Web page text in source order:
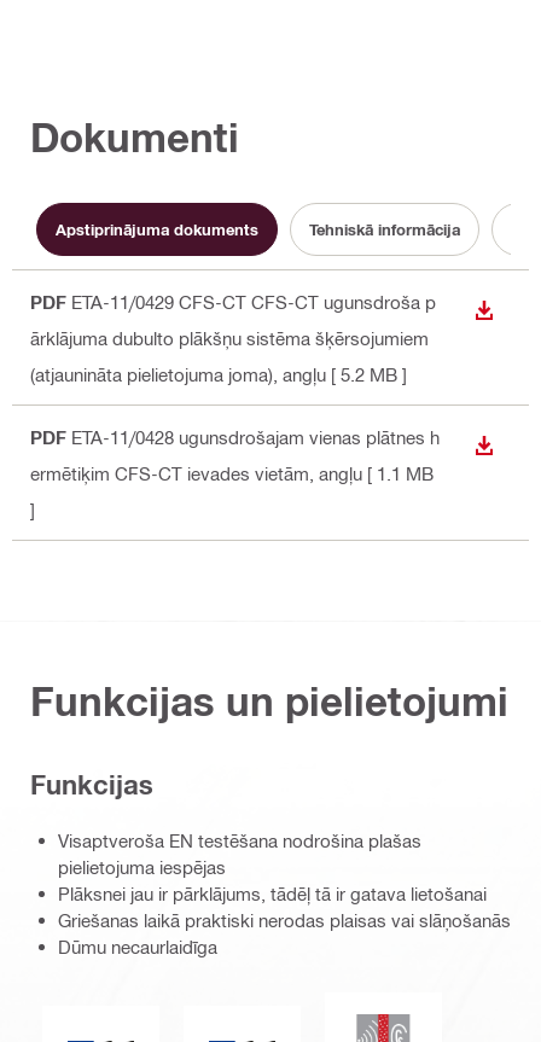
Dokumenti
Apstiprinājuma dokuments Tehniskā informācija
PDF ETA-11/0429 CFS-CT CFS-CT ugunsdroša p
ārklājuma dubulto plākšņu sistēma šķērsojumiem
(atjaunināta pielietojuma joma) , angļu [ 5.2 MB ]
PDF ETA-11/0428 ugunsdrošajam vienas plātnes h
ermētiķim CFS-CT ievades vietām , angļu [ 1.1 MB
]
Funkcijas un pielietojumi
Funkcijas
Visaptveroša EN testēšana nodrošina plašas
pielietojuma iespējas
Plāksnei jau ir pārklājums, tādēļ tā ir gatava lietošanai
Griešanas laikā praktiski nerodas plaisas vai slāņošanās
Dūmu necaurlaidīga
ETA_CE_Logo_2to1 (3608215)
Skaņas izolācija